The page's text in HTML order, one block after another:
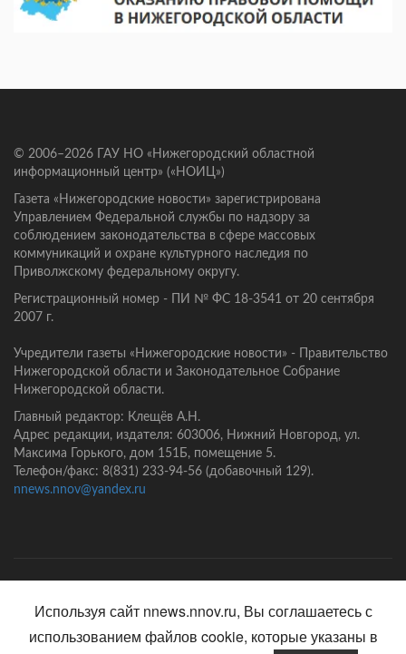
© 2006–2026 ГАУ НО «Нижегородский областной
информационный центр» («НОИЦ»)
Газета «Нижегородские новости» зарегистрирована
Управлением Федеральной службы по надзору за
соблюдением законодательства в сфере массовых
коммуникаций и охране культурного наследия по
Приволжскому федеральному округу.
Регистрационный номер - ПИ № ФС 18-3541 от 20 сентября
2007 г.
Учредители газеты «Нижегородские новости» - Правительство
Нижегородской области и Законодательное Собрание
Нижегородской области.
Главный редактор: Клещёв А.Н.
Адрес редакции, издателя: 603006, Нижний Новгород, ул.
Максима Горького, дом 151Б, помещение 5.
Телефон/факс: 8(831) 233-94-56 (добавочный 129).
nnews.nnov@yandex.ru
Используя сайт nnews.nnov.ru, Вы соглашаетесь с
использованием файлов cookie, которые указаны в